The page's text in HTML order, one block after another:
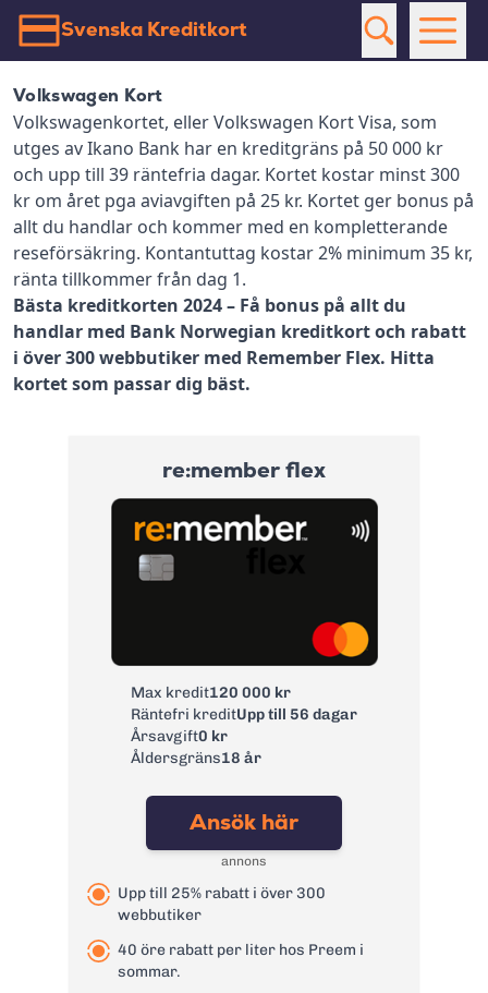
Svenska Kreditkort
Volkswagen Kort
Volkswagenkortet, eller Volkswagen Kort Visa, som
utges av Ikano Bank har en kreditgräns på 50 000 kr
och upp till 39 räntefria dagar. Kortet kostar minst 300
kr om året pga aviavgiften på 25 kr. Kortet ger bonus på
allt du handlar och kommer med en kompletterande
reseförsäkring. Kontantuttag kostar 2% minimum 35 kr,
ränta tillkommer från dag 1.
Bästa kreditkorten 2024 – Få bonus på allt du
handlar med Bank Norwegian kreditkort och rabatt
i över 300 webbutiker med Remember Flex. Hitta
kortet som passar dig bäst.
re:member flex
Max kredit120 000 kr
Räntefri kreditUpp till 56 dagar
Årsavgift0 kr
Åldersgräns18 år
Ansök här
annons
Upp till 25% rabatt i över 300
webbutiker
40 öre rabatt per liter hos Preem i
sommar.